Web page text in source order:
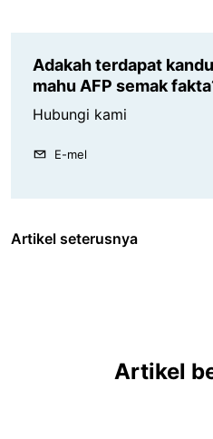
Adakah terdapat
mahu AFP semak
Hubungi kami
E-mel
Artikel seterusnya
Artikel